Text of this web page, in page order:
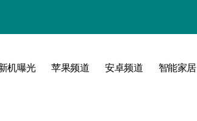
！机曝光 苹果频道 安卓频道 智能家居